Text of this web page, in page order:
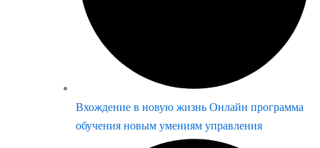
Вхождение в новую жизнь Онлайн программа
обучения новым умениям управления